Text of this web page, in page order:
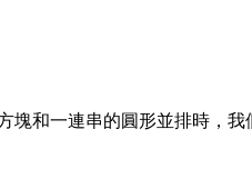
和一連串的圓形並排時，